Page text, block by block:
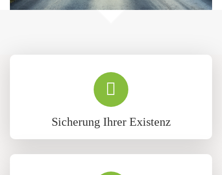
Sicherung Ihrer Existenz